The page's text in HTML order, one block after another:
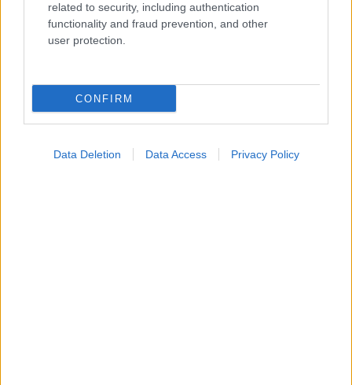
related to security, including authentication
functionality and fraud prevention, and other
user protection.
CONFIRM
Data Deletion Data Access Privacy Policy